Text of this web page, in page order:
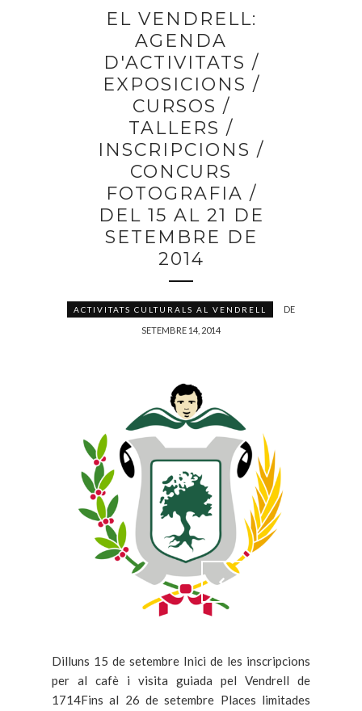
EL VENDRELL:
AGENDA
D'ACTIVITATS /
EXPOSICIONS /
CURSOS /
TALLERS /
INSCRIPCIONS /
CONCURS
FOTOGRAFIA /
DEL 15 AL 21 DE
SETEMBRE DE
2014
ACTIVITATS CULTURALS AL VENDRELL
DE
SETEMBRE 14, 2014
Dilluns 15 de setembre Inici de les inscripcions
per al cafè i visita guiada pel Vendrell de
1714Fins al 26 de setembre Places limitades